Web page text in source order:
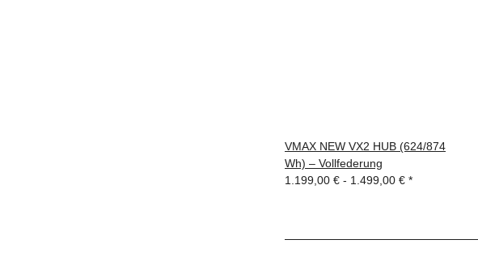
VMAX NEW VX2 HUB (624/874
Wh) – Vollfederung
1.199,00 € - 1.499,00 € *